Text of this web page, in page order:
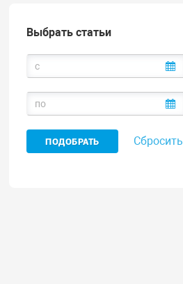
Выбрать статьи
Сбросить